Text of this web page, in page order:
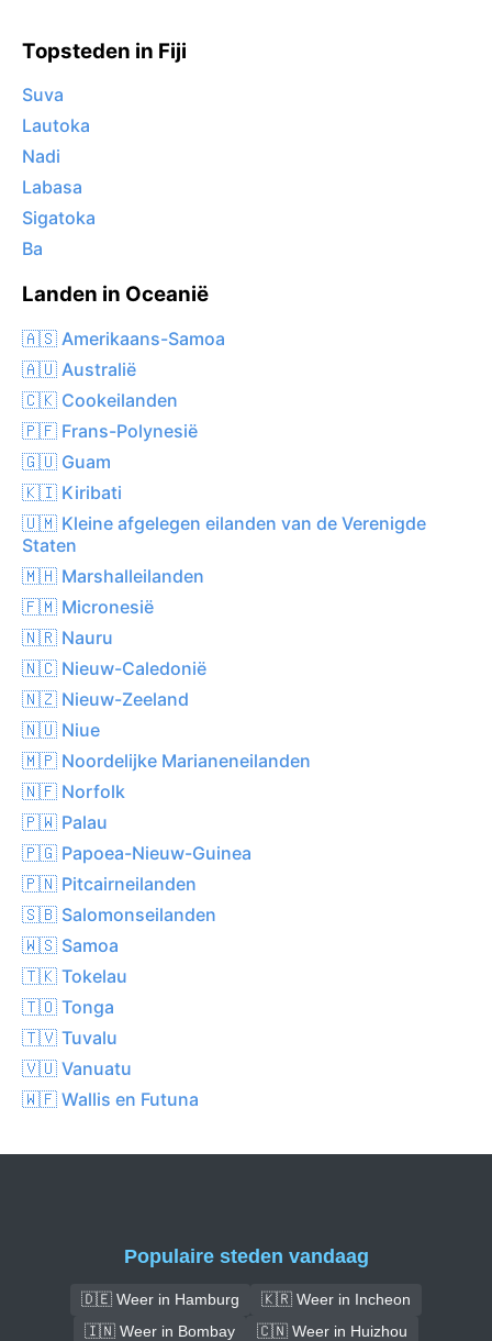
Topsteden in Fiji
Suva
Lautoka
Nadi
Labasa
Sigatoka
Ba
Landen in Oceanië
🇦🇸 Amerikaans-Samoa
🇦🇺 Australië
🇨🇰 Cookeilanden
🇵🇫 Frans-Polynesië
🇬🇺 Guam
🇰🇮 Kiribati
🇺🇲 Kleine afgelegen eilanden van de Verenigde
Staten
🇲🇭 Marshalleilanden
🇫🇲 Micronesië
🇳🇷 Nauru
🇳🇨 Nieuw-Caledonië
🇳🇿 Nieuw-Zeeland
🇳🇺 Niue
🇲🇵 Noordelijke Marianeneilanden
🇳🇫 Norfolk
🇵🇼 Palau
🇵🇬 Papoea-Nieuw-Guinea
🇵🇳 Pitcairneilanden
🇸🇧 Salomonseilanden
🇼🇸 Samoa
🇹🇰 Tokelau
🇹🇴 Tonga
🇹🇻 Tuvalu
🇻🇺 Vanuatu
🇼🇫 Wallis en Futuna
Populaire steden vandaag
🇩🇪 Weer in Hamburg
🇰🇷 Weer in Incheon
🇮🇳 Weer in Bombay
🇨🇳 Weer in Huizhou